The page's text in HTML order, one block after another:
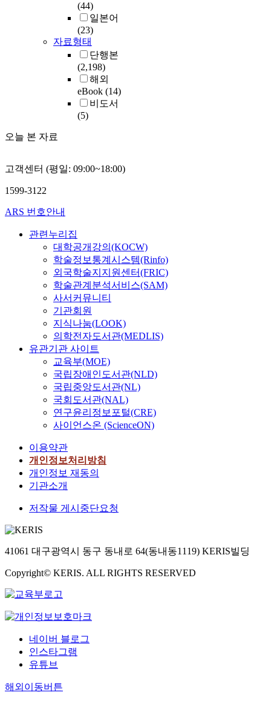
(44)
일본어
(23)
자료형태
단행본
(2,198)
해외
eBook (14)
비도서
(5)
오늘 본 자료
고객센터 (평일: 09:00~18:00)
1599-3122
ARS 번호안내
관련누리집
대학공개강의(KOCW)
학술정보통계시스템(Rinfo)
외국학술지지원센터(FRIC)
학술관계분석서비스(SAM)
사서커뮤니티
기관회원
지식나눔(LOOK)
의학전자도서관(MEDLIS)
유관기관 사이트
교육부(MOE)
국립장애인도서관(NLD)
국립중앙도서관(NL)
국회도서관(NAL)
연구윤리정보포털(CRE)
사이언스온 (ScienceON)
이용약관
개인정보처리방침
개인정보 재동의
기관소개
저작물 게시중단요청
41061 대구광역시 동구 동내로 64(동내동1119) KERIS빌딩
Copyright© KERIS. ALL RIGHTS RESERVED
네이버 블로그
인스타그램
유튜브
해외이동버튼